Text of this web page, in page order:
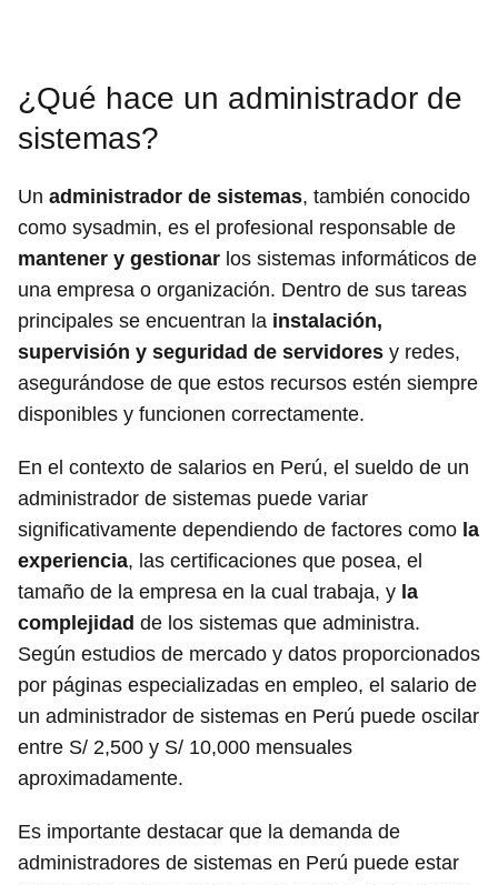
¿Qué hace un administrador de
sistemas?
Un administrador de sistemas, también conocido
como sysadmin, es el profesional responsable de
mantener y gestionar los sistemas informáticos de
una empresa o organización. Dentro de sus tareas
principales se encuentran la instalación,
supervisión y seguridad de servidores y redes,
asegurándose de que estos recursos estén siempre
disponibles y funcionen correctamente.
En el contexto de salarios en Perú, el sueldo de un
administrador de sistemas puede variar
significativamente dependiendo de factores como la
experiencia, las certificaciones que posea, el
tamaño de la empresa en la cual trabaja, y la
complejidad de los sistemas que administra.
Según estudios de mercado y datos proporcionados
por páginas especializadas en empleo, el salario de
un administrador de sistemas en Perú puede oscilar
entre S/ 2,500 y S/ 10,000 mensuales
aproximadamente.
Es importante destacar que la demanda de
administradores de sistemas en Perú puede estar